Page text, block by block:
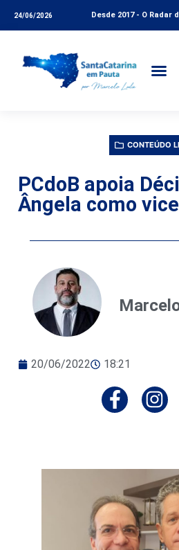
24/06/2026 Desde 2017 - O Radar
CONTEÚDO
PCdoB apoia
Ângela como vice
20/06/2022 18:21